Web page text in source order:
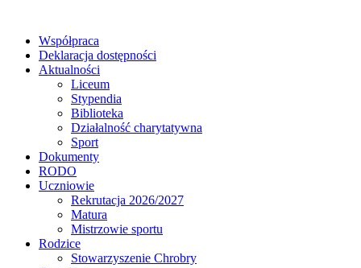
Współpraca
Deklaracja dostępności
Aktualności
Liceum
Stypendia
Biblioteka
Działalność charytatywna
Sport
Dokumenty
RODO
Uczniowie
Rekrutacja 2026/2027
Matura
Mistrzowie sportu
Rodzice
Stowarzyszenie Chrobry